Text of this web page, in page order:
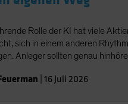
Rolle der KI hat viele
sich in einem anderen
Anleger sollten genau
16 Juli 2026